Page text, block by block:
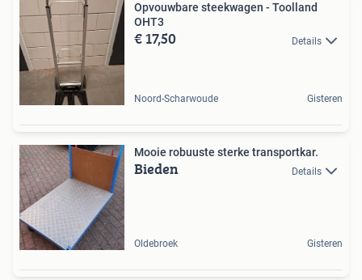
Opvouwbare steekwagen - Toolland
OHT3
€ 17,50 Details
Noord-Scharwoude Gisteren
Mooie robuuste sterke transportkar.
Bieden Details
Oldebroek Gisteren